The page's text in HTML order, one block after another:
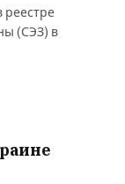
реестре
(СЭЗ) в